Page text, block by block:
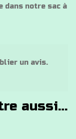
dans notre sac à
un avis.
aussi…